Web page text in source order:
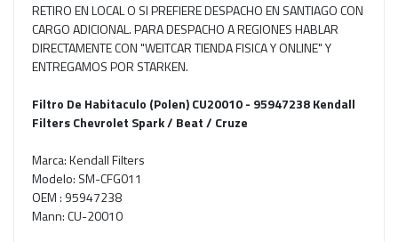
RETIRO EN LOCAL O SI PREFIERE DESPACHO EN SANTIAGO CON
CARGO ADICIONAL. PARA DESPACHO A REGIONES HABLAR
DIRECTAMENTE CON "WEITCAR TIENDA FISICA Y ONLINE" Y
ENTREGAMOS POR STARKEN.
Filtro De Habitaculo (Polen) CU20010 - 95947238 Kendall
Filters Chevrolet Spark / Beat / Cruze
Marca: Kendall Filters
Modelo: SM-CFG011
OEM : 95947238
Mann: CU-20010